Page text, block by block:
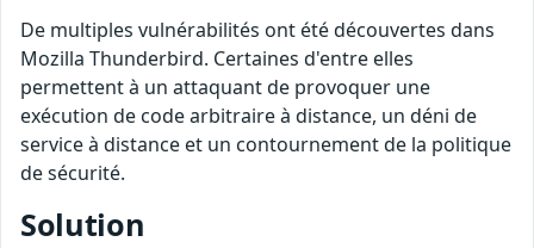
De multiples vulnérabilités ont été découvertes dans
Mozilla Thunderbird. Certaines d'entre elles
permettent à un attaquant de provoquer une
exécution de code arbitraire à distance, un déni de
service à distance et un contournement de la politique
de sécurité.
Solution